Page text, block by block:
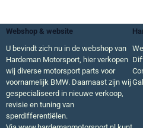
Webshop & website
U bevindt zich nu in de webshop van
Hardeman Motorsport, hier verkopen
wij diverse motorsport parts voor
voornamelijk BMW. Daarnaast zijn wij
gespecialiseerd in nieuwe verkoop,
revisie en tuning van
sperdifferentiëlen.